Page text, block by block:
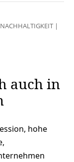
NACHHALTIGKEIT |
auch in
hohe